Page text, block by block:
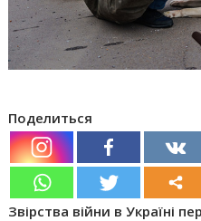
Поделиться
Звірства війни в Україні